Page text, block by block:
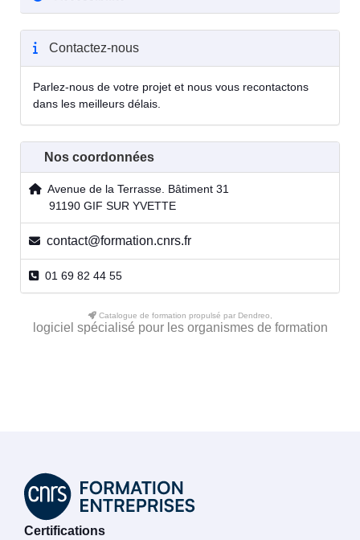
Contactez-nous
Parlez-nous de votre projet et nous vous recontactons
dans les meilleurs délais.
Nos coordonnées
Avenue de la Terrasse. Bâtiment 31
91190 GIF SUR YVETTE
contact@formation.cnrs.fr
01 69 82 44 55
Catalogue de formation propulsé par Dendreo,
logiciel spécialisé pour les organismes de formation
Certifications